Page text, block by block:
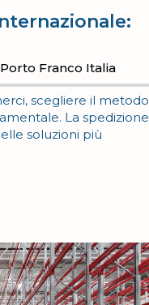
Franco Italia
scegliere il metodo
La spedizione
soluzioni più